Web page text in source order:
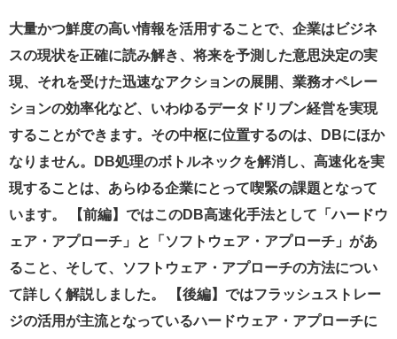
大量かつ鮮度の高い情報を活用することで、企業はビジネ
スの現状を正確に読み解き、将来を予測した意思決定の実
現、それを受けた迅速なアクションの展開、業務オペレー
ションの効率化など、いわゆるデータドリブン経営を実現
することができます。その中枢に位置するのは、DBにほか
なりません。DB処理のボトルネックを解消し、高速化を実
現することは、あらゆる企業にとって喫緊の課題となって
います。 【前編】ではこのDB高速化手法として「ハードウ
ェア・アプローチ」と「ソフトウェア・アプローチ」があ
ること、そして、ソフトウェア・アプローチの方法につい
て詳しく解説しました。 【後編】ではフラッシュストレー
ジの活用が主流となっているハードウェア・アプローチに